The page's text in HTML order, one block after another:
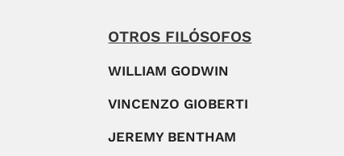
OTROS FILÓSOFOS
WILLIAM GODWIN
VINCENZO GIOBERTI
JEREMY BENTHAM